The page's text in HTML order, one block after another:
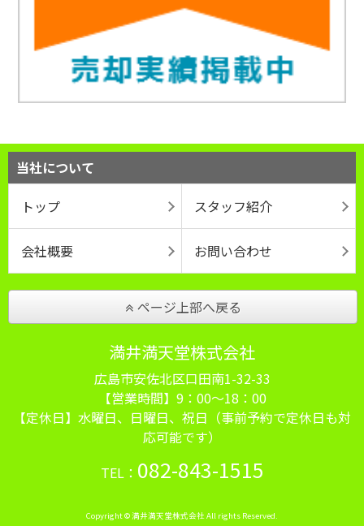
当社について
トップ
スタッフ紹介
会社概要 お問い合わせ
ページ上部へ戻る
満井満天堂株式会社
広島市安佐北区口田南1-32-33
【営業時間】9：00～18：00
【定休日】水曜日、日曜日、祝日（事前予約で定休日も対
応可能です）
TEL： 082-843-1515
Copyright © 満井満天堂株式会社 All rights Reserved.